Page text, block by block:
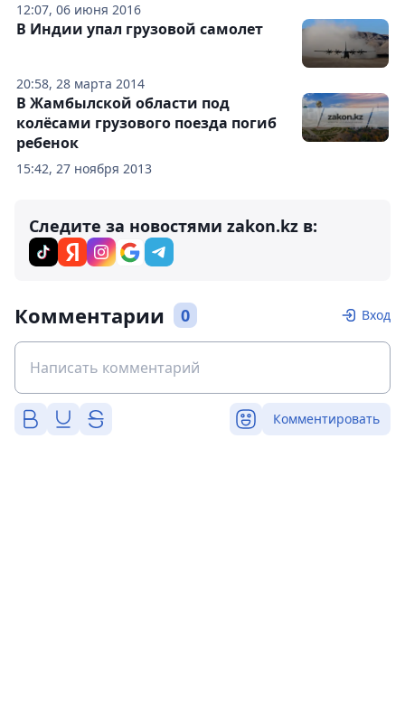
12:07, 06 июня 2016
20:58, 28 марта 2014
В Индии упал грузовой самолет
15:42, 27 ноября 2013
В Жамбылской области под
колёсами грузового поезда погиб
ребенок
Следите за новостями zakon.kz в:
Комментарии 0 Вход
Комментировать